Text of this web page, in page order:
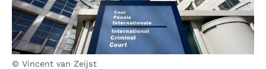
© Vincent van Zeijst